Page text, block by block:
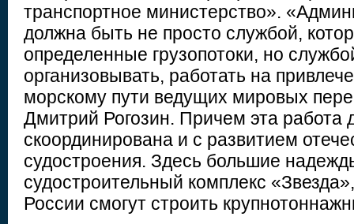
транспортное министерство».
должна быть не просто службой,
определенные грузопотоки, но
организовывать, работать на
морскому пути ведущих мировых
Дмитрий Рогозин. Причем эта работа
скоординирована и с развитием
судостроения. Здесь большие
судостроительный комплекс
России смогут строить